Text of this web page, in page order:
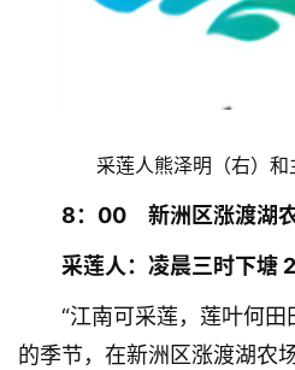
采莲人熊泽明（右）和
8：00　新洲区涨渡湖
采莲人：凌晨三时下塘
“江南可采莲，莲叶何
的季节，在新洲区涨渡湖农